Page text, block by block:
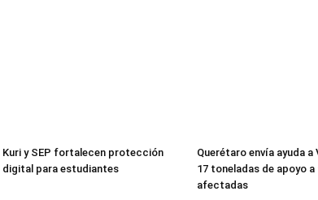
Kuri y SEP fortalecen protección
digital para estudiantes
Querétaro envía ayuda a
17 toneladas de apoyo
afectadas